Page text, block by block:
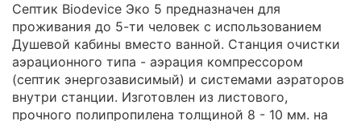
Септик Biodevice Эко 5 предназначен для
проживания до 5-ти человек с использованием
Душевой кабины вместо ванной. Станция очистки
аэрационного типа - аэрация компрессором
(септик энергозависимый) и системами аэраторов
внутри станции. Изготовлен из листового,
прочного полипропилена толщиной 8 - 10 мм. на